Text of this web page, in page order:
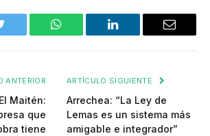
WhatsApp LinkedIn Email
ANTERIOR
Maitén:
que
tiene
ARTÍCULO SIGUIENTE
Arrechea: “La Ley de
Lemas es un sistema más
amigable e integrador”